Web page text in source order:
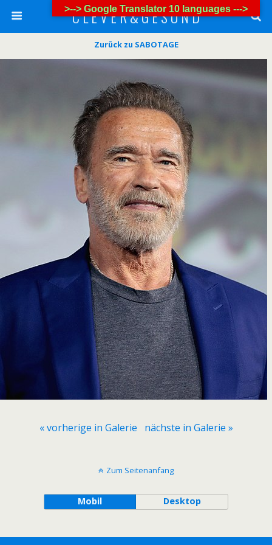
C L E V E R & G E S U N D
Zurück zu SABOTAGE
« vorherige in Galerie nächste in Galerie »
Zum Seitenanfang
Mobil Desktop
>--> Google Translator 10 languages --->